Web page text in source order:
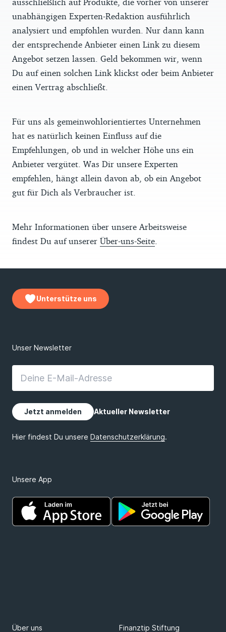
unabhängigen Experten-Redaktion ausführlich
analysiert und empfohlen wurden. Nur dann kann
der entsprechende Anbieter einen Link zu diesem
Angebot setzen lassen. Geld bekommen wir, wenn
Du auf einen solchen Link klickst oder beim Anbieter
einen Vertrag abschließt.
Für uns als gemeinwohlorientiertes Unternehmen
hat es natürlich keinen Einfluss auf die
Empfehlungen, ob und in welcher Höhe uns ein
Anbieter vergütet. Was Dir unsere Experten
empfehlen, hängt allein davon ab, ob ein Angebot
gut für Dich als Verbraucher ist.
Mehr Informationen über unsere Arbeitsweise
findest Du auf unserer Über-uns-Seite
Unterstütze uns
Unsere App
Über uns Finanztip Stiftung